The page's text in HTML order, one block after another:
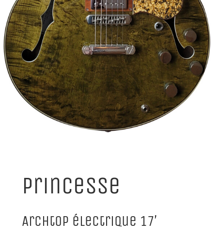
Princesse
Archtop électrique 17′